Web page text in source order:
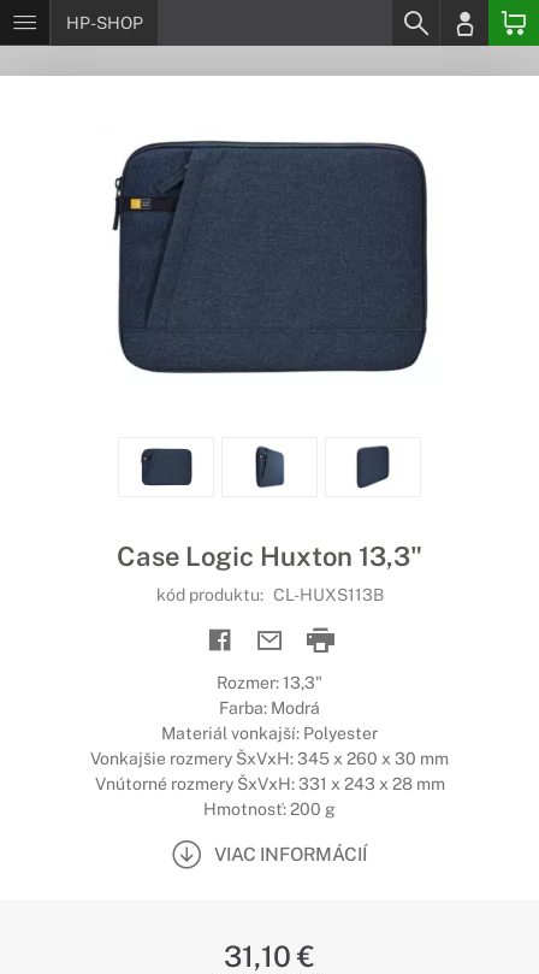
HP-SHOP
Case Logic Huxton 13,3"
kód produktu: CL-HUXS113B
Rozmer: 13,3"
Farba: Modrá
Materiál vonkajší: Polyester
Vonkajšie rozmery ŠxVxH: 345 x 260 x 30 mm
Vnútorné rozmery ŠxVxH: 331 x 243 x 28 mm
Hmotnosť: 200 g
VIAC INFORMÁCIÍ
31,10 €